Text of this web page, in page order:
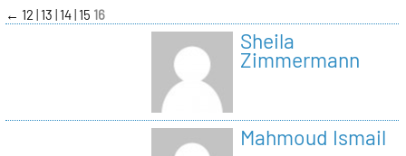
zum
Inhalt
← 12 13 14 15 16
Sheila
Zimmermann
Mahmoud Ismail